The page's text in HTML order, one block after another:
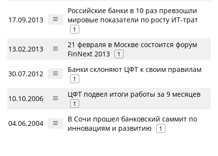
17.09.2013
Российские банки в 10 раз превзошли
мировые показатели по росту ИТ-трат
1
13.02.2013
21 февраля в Москве состоится форум
FinNext 2013
1
30.07.2012 Банки склоняют ЦФТ к своим правилам
1
10.10.2006 ЦФТ подвел итоги работы за 9 месяцев
1
04.06.2004
В Сочи прошел банковский саммит по
инновациям и развитию
1